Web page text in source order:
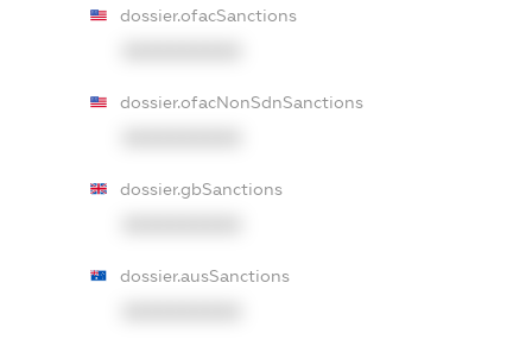
dossier.ofacSanctions
dossier.ofacNonSdnSanctions
dossier.gbSanctions
dossier.ausSanctions